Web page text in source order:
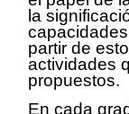
la
partir de
actividades
propuestos.
En cada